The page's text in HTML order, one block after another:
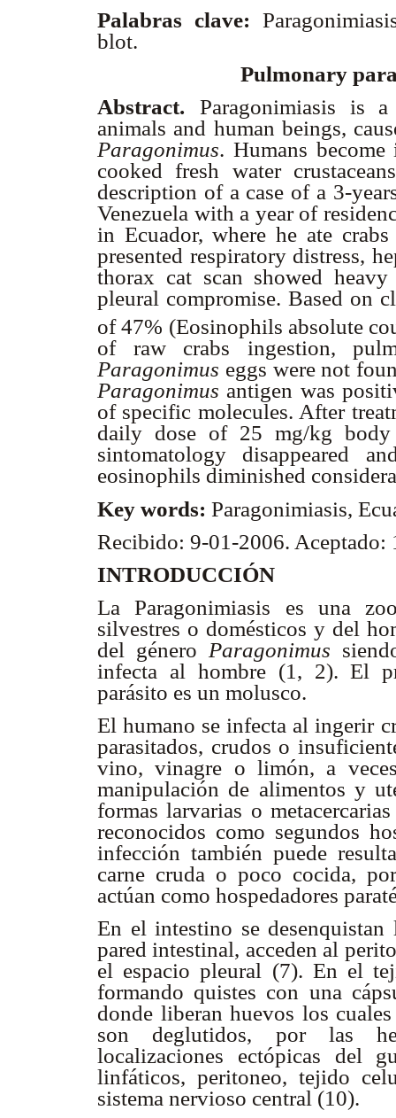
Palabras clave:
blot.
Pulmonary
Abstract.
Paragonimiasis is
animals and human beings,
Paragonimus. Humans
cooked fresh water
description of a case of a 3-
Venezuela with a year of
in Ecuador, where he ate
presented respiratory distress,
thorax cat scan showed
pleural compromise. Based on
of 47% (Eosinophils absolute
of raw crabs ingestion,
Paragonimus eggs were not
Paragonimus antigen was
of specific molecules. After
daily dose of 25 mg/kg
sintomatology disappeared
eosinophils diminished
Key words: Paragonimiasis,
Recibido: 9-01-2006.
INTRODUCCIÓN
La Paragonimiasis es una
silvestres o domésticos y del
del género Paragonimus
infecta al hombre (1, 2). El
parásito es un molusco.
El humano se infecta al ingerir
parasitados, crudos o
vino, vinagre o limón, a
manipulación de alimentos y
formas larvarias o
reconocidos como segundos
infección también puede
carne cruda o poco cocida,
actúan como hospedadores
En el intestino se desenquistan
pared intestinal, acceden al
el espacio pleural (7). En el
formando quistes con una
donde liberan huevos los
son deglutidos, por las
localizaciones ectópicas del
linfáticos, peritoneo, tejido
sistema nervioso central (10).